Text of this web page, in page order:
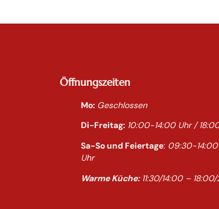
Öffnungszeiten
Mo: Geschlossen
Di-Freitag: 10:00-14:00 Uhr /
Sa-So und Feiertage: 09:30-
Uhr
Warme Küche: 11:30/14:00 –